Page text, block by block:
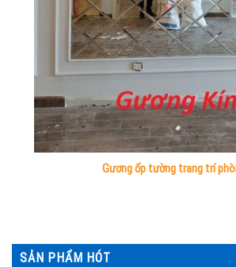
Gương ốp tường trang trí
SẢN PHẨM HÓT